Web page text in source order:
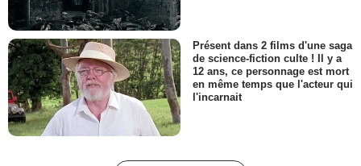
Présent dans 2 films d'une saga
de science-fiction culte ! Il y a
12 ans, ce personnage est mort
en même temps que l'acteur qui
l'incarnait